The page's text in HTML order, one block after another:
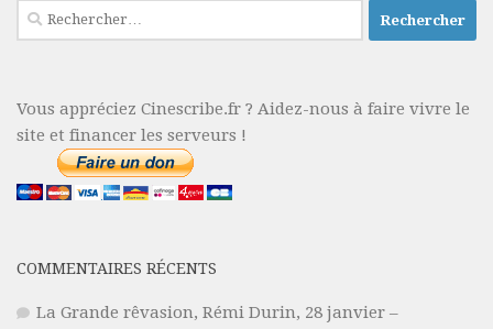
Rechercher :
Vous appréciez Cinescribe.fr ? Aidez-nous à faire vivre le
site et financer les serveurs !
COMMENTAIRES RÉCENTS
La Grande rêvasion, Rémi Durin, 28 janvier –